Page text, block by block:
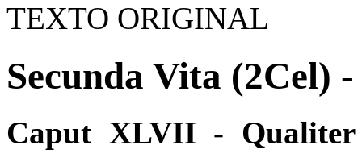
TEXTO ORIGINAL
Secunda Vita (2Cel) -
Caput XLVII - Qualiter